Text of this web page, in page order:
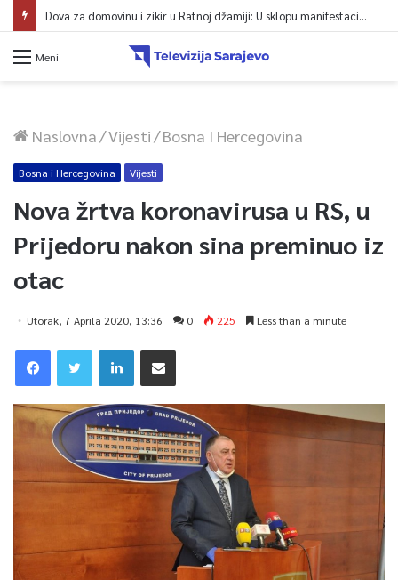
Dova za domovinu i zikir u Ratnoj džamiji: U sklopu manifestacije „Odbrana BiH – Igman 2026“ odana počast herojima
Meni
Naslovna/Vijesti/Bosna I Hercegovina
Bosna i Hercegovina Vijesti
Nova žrtva koronavirusa u RS, u
Prijedoru nakon sina preminuo iz
otac
Utorak, 7 Aprila 2020, 13:36 0 225 Less than a minute